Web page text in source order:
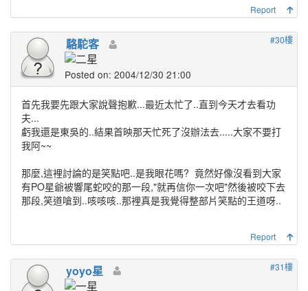
Report
#30樓
駱駝客
Posted on: 2004/12/30 21:00
首先我要先跟大家說聲抱歉...最近太忙了..直到今天才去看功
夫...
虧我還是東吳的..結果首映那天忙死了沒辦法去.....大家不要打
我阿~~
那麼,這裡討論的是笑點吧..是我眼花嗎? 竟然好像沒看到大家
有PO星爺被響尾蛇咬的那一段,"就再信你一次吧"然後被咬下去
那段,笑道嗆到..咳咳咳..那裡真是我覺得整部片笑點的王道呀..
Report
#31樓
yoyo星